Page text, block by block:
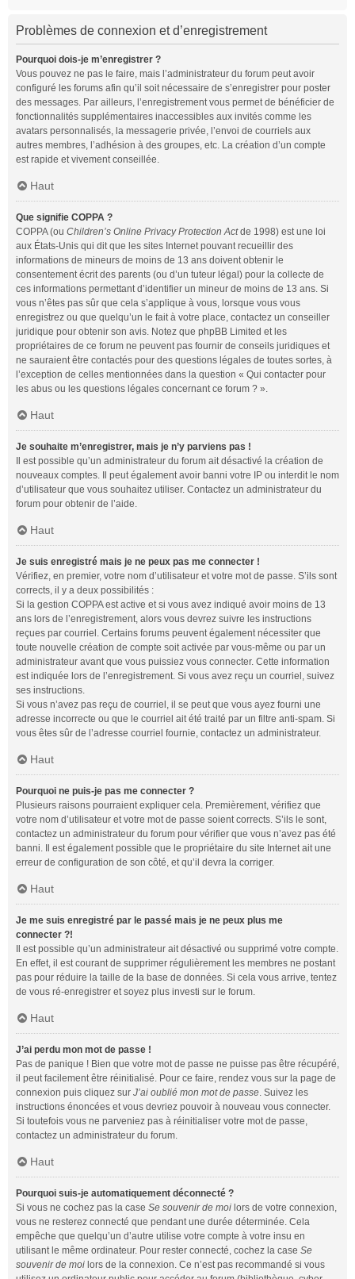
Problèmes de connexion et d’enregistrement
Pourquoi dois-je m’enregistrer ?
Vous pouvez ne pas le faire, mais l’administrateur du forum peut avoir
configuré les forums afin qu’il soit nécessaire de s’enregistrer pour poster
des messages. Par ailleurs, l’enregistrement vous permet de bénéficier de
fonctionnalités supplémentaires inaccessibles aux invités comme les
avatars personnalisés, la messagerie privée, l’envoi de courriels aux
autres membres, l’adhésion à des groupes, etc. La création d’un compte
est rapide et vivement conseillée.
Haut
Que signifie COPPA ?
COPPA (ou Children’s Online Privacy Protection Actde 1998) est une loi
aux États-Unis qui dit que les sites Internet pouvant recueillir des
informations de mineurs de moins de 13 ans doivent obtenir le
consentement écrit des parents (ou d’un tuteur légal) pour la collecte de
ces informations permettant d’identifier un mineur de moins de 13 ans. Si
vous n’êtes pas sûr que cela s’applique à vous, lorsque vous vous
enregistrez ou que quelqu’un le fait à votre place, contactez un conseiller
juridique pour obtenir son avis. Notez que phpBB Limited et les
propriétaires de ce forum ne peuvent pas fournir de conseils juridiques et
ne sauraient être contactés pour des questions légales de toutes sortes, à
l’exception de celles mentionnées dans la question « Qui contacter pour
les abus ou les questions légales concernant ce forum ? ».
Haut
Je souhaite m’enregistrer, mais je n’y parviens pas !
Il est possible qu’un administrateur du forum ait désactivé la création de
nouveaux comptes. Il peut également avoir banni votre IP ou interdit le nom
d’utilisateur que vous souhaitez utiliser. Contactez un administrateur du
forum pour obtenir de l’aide.
Haut
Je suis enregistré mais je ne peux pas me connecter !
Vérifiez, en premier, votre nom d’utilisateur et votre mot de passe. S’ils sont
corrects, il y a deux possibilités :
Si la gestion COPPA est active et si vous avez indiqué avoir moins de 13
ans lors de l’enregistrement, alors vous devrez suivre les instructions
reçues par courriel. Certains forums peuvent également nécessiter que
toute nouvelle création de compte soit activée par vous-même ou par un
administrateur avant que vous puissiez vous connecter. Cette information
est indiquée lors de l’enregistrement. Si vous avez reçu un courriel, suivez
ses instructions.
Si vous n’avez pas reçu de courriel, il se peut que vous ayez fourni une
adresse incorrecte ou que le courriel ait été traité par un filtre anti-spam. Si
vous êtes sûr de l’adresse courriel fournie, contactez un administrateur.
Haut
Pourquoi ne puis-je pas me connecter ?
Plusieurs raisons pourraient expliquer cela. Premièrement, vérifiez que
votre nom d’utilisateur et votre mot de passe soient corrects. S’ils le sont,
contactez un administrateur du forum pour vérifier que vous n’avez pas été
banni. Il est également possible que le propriétaire du site Internet ait une
erreur de configuration de son côté, et qu’il devra la corriger.
Haut
Je me suis enregistré par le passé mais je ne peux plus me
connecter ?!
Il est possible qu’un administrateur ait désactivé ou supprimé votre compte.
En effet, il est courant de supprimer régulièrement les membres ne postant
pas pour réduire la taille de la base de données. Si cela vous arrive, tentez
de vous ré-enregistrer et soyez plus investi sur le forum.
Haut
J’ai perdu mon mot de passe !
Pas de panique ! Bien que votre mot de passe ne puisse pas être récupéré,
il peut facilement être réinitialisé. Pour ce faire, rendez vous sur la page de
connexion puis cliquez sur J’ai oublié mon mot de passe. Suivez les
instructions énoncées et vous devriez pouvoir à nouveau vous connecter.
Si toutefois vous ne parveniez pas à réinitialiser votre mot de passe,
contactez un administrateur du forum.
Haut
Pourquoi suis-je automatiquement déconnecté ?
Si vous ne cochez pas la case Se souvenir de moi lors de votre connexion,
vous ne resterez connecté que pendant une durée déterminée. Cela
empêche que quelqu’un d’autre utilise votre compte à votre insu en
utilisant le même ordinateur. Pour rester connecté, cochez la case Se
souvenir de moi lors de la connexion. Ce n’est pas recommandé si vous